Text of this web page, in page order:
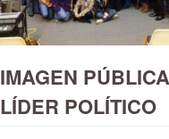
IMAGEN
LÍDER POLÍTICO